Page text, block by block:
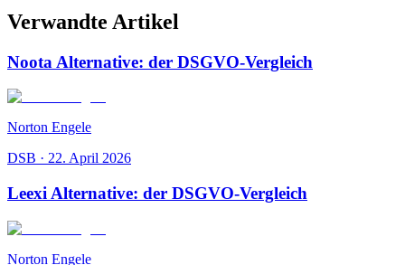
Verwandte Artikel
Noota Alternative: der DSGVO-Vergleich
Norton Engele
DSB · 22. April 2026
Leexi Alternative: der DSGVO-Vergleich
Norton Engele